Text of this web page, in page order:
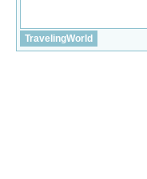
TravelingWorld